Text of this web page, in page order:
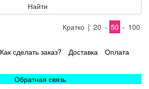
Найти
Кратко | 20 - 50 - 100
Как сделать заказ? Доставка
Оплата
Обратная связь